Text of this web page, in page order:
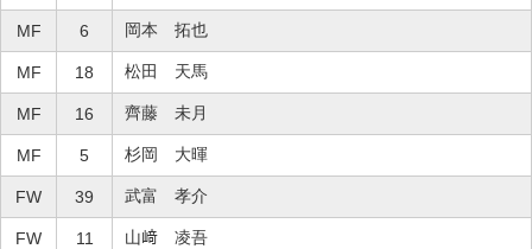
MF 6 岡本 拓也
MF 18 松田 天馬
MF 16 齊藤 未月
MF 5 杉岡 大暉
FW 39 武富 孝介
FW 11 山﨑 凌吾